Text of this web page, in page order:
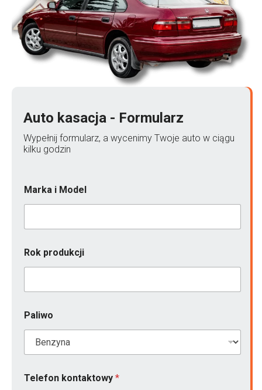
Auto kasacja - Formularz
Wypełnij formularz, a wycenimy Twoje auto w ciągu
kilku godzin
Marka i Model
Rok produkcji
Paliwo
Telefon kontaktowy *